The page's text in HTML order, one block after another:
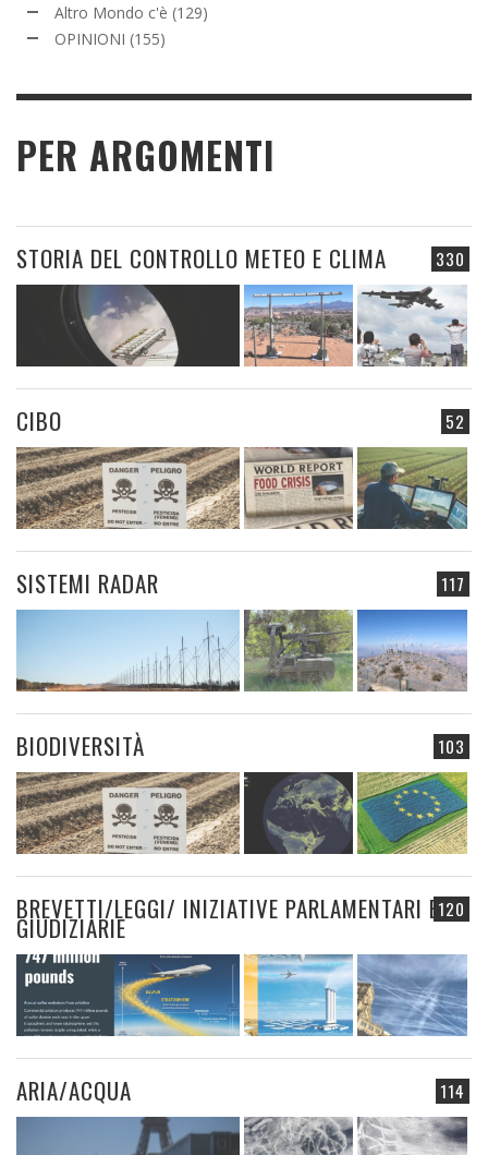
Altro Mondo c'è (129)
OPINIONI (155)
PER ARGOMENTI
330
STORIA DEL CONTROLLO METEO E CLIMA
52
CIBO
117
SISTEMI RADAR
103
BIODIVERSITÀ
120
BREVETTI/LEGGI/ INIZIATIVE PARLAMENTARI E
GIUDIZIARIE
114
ARIA/ACQUA